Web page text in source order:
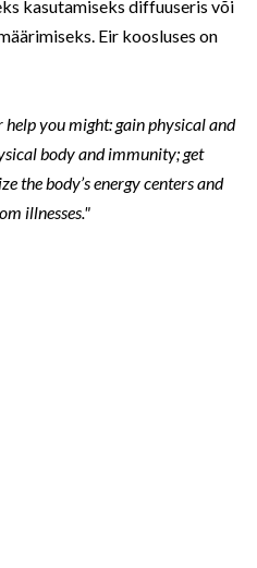
kasutamiseks diffuuseris või
Eir koosluses on
help you might:gain physical and
body and immunity; get
the body’s energy centers and
illnesses."